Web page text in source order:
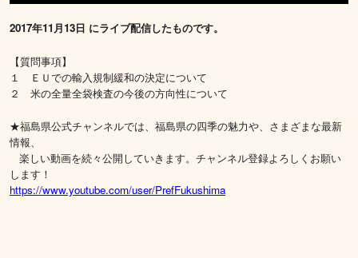
2017年11月13日 にライブ配信したものです。
【質問事項】
１ ＥＵでの輸入規制緩和の決定について
２ 米の全量全袋検査の今後の方向性について
★福島県公式チャンネルでは、福島県の四季の魅力や、さまざまな最新
情報、
楽しい動画を続々公開していきます。チャンネル登録よろしくお願い
します！
https://www.youtube.com/user/PrefFukushima